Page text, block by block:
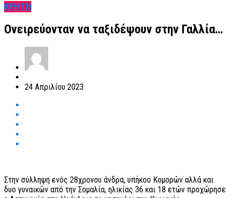
ΚΡΗΤΗ
Ονειρεύονταν να ταξιδέψουν στην Γαλλία…
24 Απριλίου 2023
Στην σύλληψη ενός 28χρονου άνδρα, υπήκοο Κομορών αλλά και
δυο γυναικών από την Σομαλία, ηλικίας 36 και 18 ετών προχώρησε